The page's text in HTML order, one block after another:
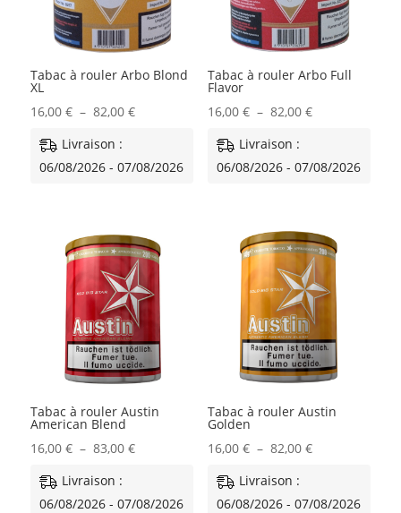
Tabac à rouler Arbo Blond
XL
16,00 € – 82,00 €Plage
Livraison :
06/08/2026 - 07/08/2026
Tabac à rouler Arbo Full
Flavor
16,00 € – 82,00 €Plage
Livraison :
06/08/2026 - 07/08/2026
Tabac à rouler Austin
American Blend
16,00 € – 83,00 €Plage
Livraison :
06/08/2026 - 07/08/2026
Tabac à rouler Austin
Golden
16,00 € – 82,00 €Plage
Livraison :
06/08/2026 - 07/08/2026